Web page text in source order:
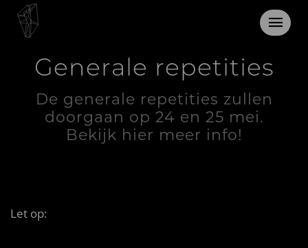
Generale repetities
De generale repetities zullen
doorgaan op 24 en 25 mei.
Bekijk hier meer info!
Let op: